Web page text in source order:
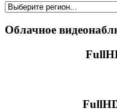
Облачное